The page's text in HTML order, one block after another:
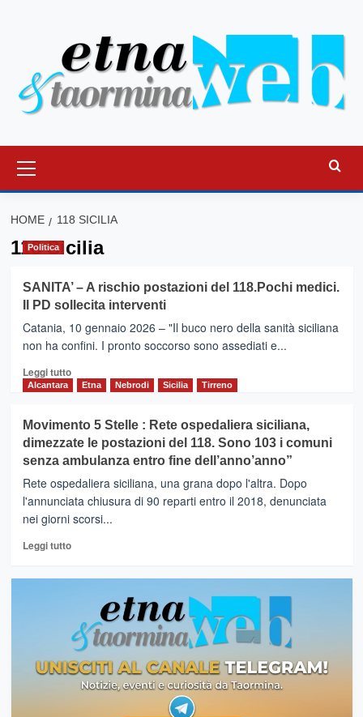
principale
HOME 118 SICILIA
118 Sicilia
Politica
SANITA’ – A rischio postazioni del 118.Pochi medici.
Il PD sollecita interventi
Catania, 10 gennaio 2026 – "Il buco nero della sanità siciliana
non ha confini. I pronto soccorso sono assediati e...
Leggi tuttoLeggi
SANITA’
–
A
rischio
postazioni
del
118.Pochi
Il
interventi
Alcantara Etna Nebrodi Sicilia Tirreno
Movimento 5 Stelle : Rete ospedaliera siciliana,
dimezzate le postazioni del 118. Sono 103 i comuni
senza ambulanza entro fine dell’anno’anno”
Rete ospedaliera siciliana, una grana dopo l'altra. Dopo
l'annunciata chiusura di 90 reparti entro il 2018, denunciata
nei giorni scorsi...
Leggi tuttoLeggi
Movimento
Stelle
Rete
ospedaliera